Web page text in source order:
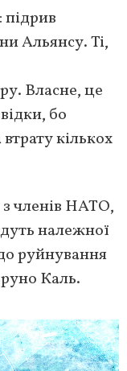
Альянсу. Ті,
Власне, це
бо
кількох
членів НАТО,
належної
руйнування
Каль.